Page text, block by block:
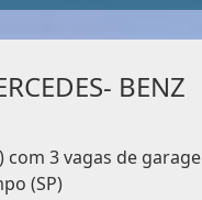
BENZ
3 vagas de
(SP)